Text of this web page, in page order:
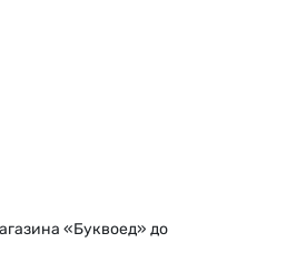
«Буквоед» до